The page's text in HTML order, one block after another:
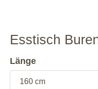
Esstisch
Länge